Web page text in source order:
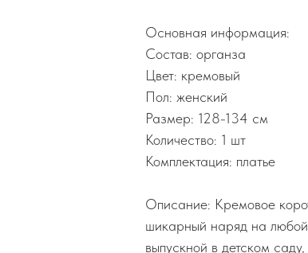
Основная информация:
Состав: органза
Цвет: кремовый
Пол: женский
Размер: 128-134 см
Количество: 1 шт
Комплектация: платье
Описание: Кремовое
шикарный наряд на
выпускной в детском